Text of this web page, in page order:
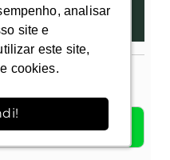
analisar
site e
este site,
cookies.
analisar
site e
este site,
cookies.